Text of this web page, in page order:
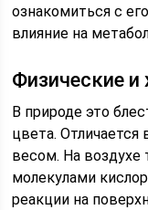
ознакомиться с
влияние на
Физические и
В природе это
цвета.
весом. На воздухе
молекулами
реакции на